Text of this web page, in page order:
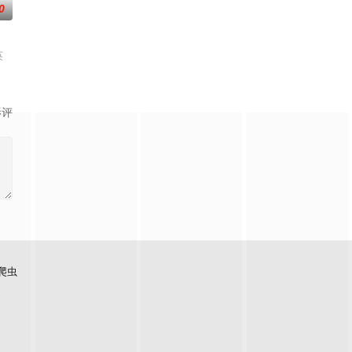
一季亲子关系转向夫妻关系，在中国发展的韩国女演员秋瓷
虫